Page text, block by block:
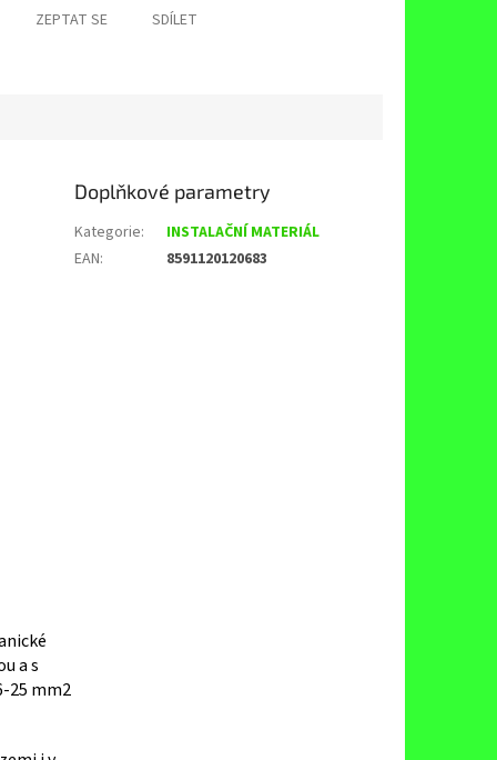
ZEPTAT SE SDÍLET
a s
25 mm2
Doplňkové parametry
Kategorie:
INSTALAČNÍ MATERIÁL
EAN: 8591120120683